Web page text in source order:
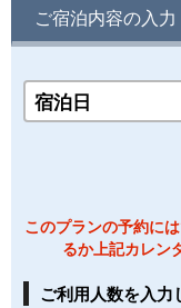
ご宿泊内容の入力
宿泊日
このプランの予約に
るか上記カレン
ご利用人数を入力